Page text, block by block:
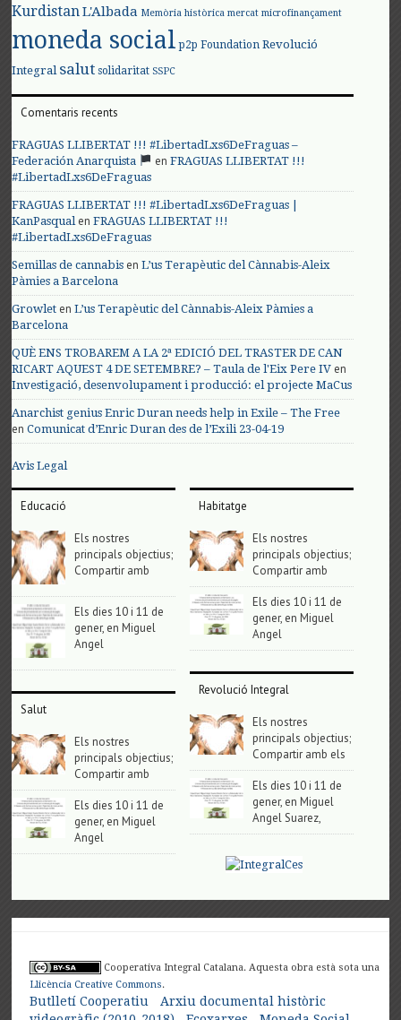
Kurdistan L'Albada Memòria històrica mercat microfinançament
moneda social p2p Foundation Revolució
Integral salut solidaritat SSPC
Comentaris recents
FRAGUAS LLIBERTAT !!! #LibertadLxs6DeFraguas –
Federación Anarquista
enFRAGUAS LLIBERTAT !!!
#LibertadLxs6DeFraguas
FRAGUAS LLIBERTAT !!! #LibertadLxs6DeFraguas |
KanPasqualenFRAGUAS LLIBERTAT !!!
#LibertadLxs6DeFraguas
Semillas de cannabis enL’us Terapèutic del Cànnabis-Aleix
Pàmies a Barcelona
Growlet enL’us Terapèutic del Cànnabis-Aleix Pàmies a
Barcelona
QUÈ ENS TROBAREM A LA 2ª EDICIÓ DEL TRASTER DE CAN
RICART AQUEST 4 DE SETEMBRE? – Taula de l'Eix Pere IV en
Investigació, desenvolupament i producció: el projecte MaCus
Anarchist genius Enric Duran needs help in Exile – The Free
enComunicat d’Enric Duran des de l’Exili 23-04-19
Avis Legal
Educació
Els nostres
principals objectius;
Compartir amb
Els dies 10 i 11 de
gener, en Miguel
Angel
Salut
Els nostres
principals objectius;
Compartir amb
Els dies 10 i 11 de
gener, en Miguel
Angel
Habitatge
Els nostres
principals objectius;
Compartir amb
Els dies 10 i 11 de
gener, en Miguel
Angel
Revolució Integral
Els nostres
principals objectius;
Compartir amb els
Els dies 10 i 11 de
gener, en Miguel
Angel Suarez,
Cooperativa Integral Catalana. Aquesta obra està sota una
Llicència Creative Commons.
Butlletí Cooperatiu
Arxiu documental històric